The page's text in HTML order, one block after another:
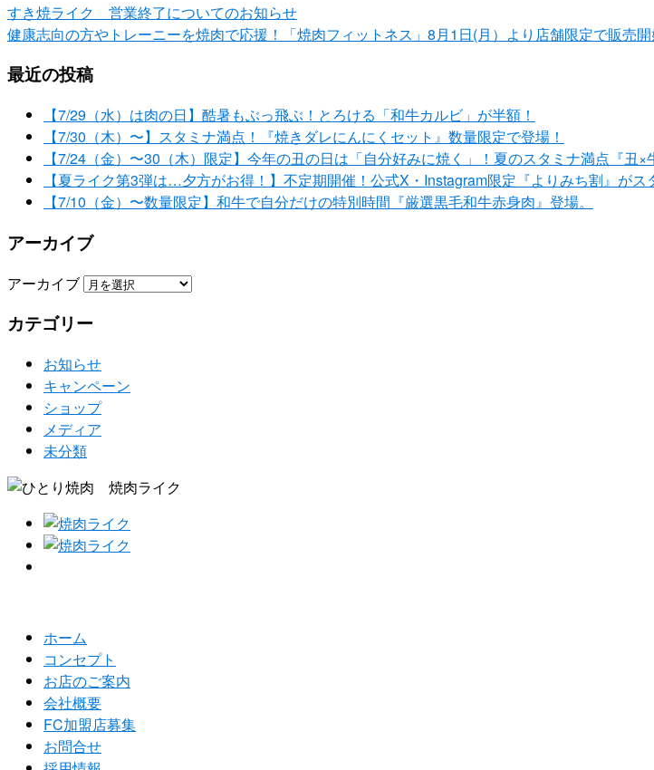
すき焼ライク 営業終了についてのお知らせ
健康志向の方やトレーニーを焼肉で応援！「焼肉フィットネス」8月1日(月）より店舗限定で販売開
最近の投稿
【7/29（水）は肉の日】酷暑もぶっ飛ぶ！とろける「和牛カルビ」が半額！
【7/30（木）〜】スタミナ満点！『焼きダレにんにくセット』数量限定で登場！
【7/24（金）〜30（木）限定】今年の丑の日は「自分好みに焼く」！夏のスタミナ満点『丑×
【夏ライク第3弾は…夕方がお得！】不定期開催！公式X・Instagram限定『よりみち割』がス
【7/10（金）〜数量限定】和牛で自分だけの特別時間『厳選黒毛和牛赤身肉』登場。
アーカイブ
アーカイブ
カテゴリー
お知らせ
キャンペーン
ショップ
メディア
未分類
ホーム
コンセプト
お店のご案内
会社概要
FC加盟店募集
お問合せ